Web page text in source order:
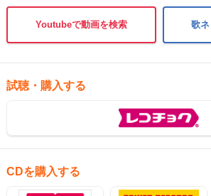
Youtubeで動画を検索 歌
試聴・購入する
CDを購入する